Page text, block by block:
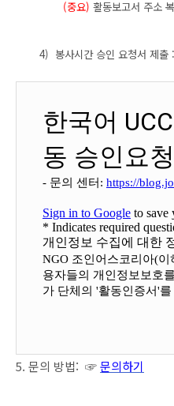
(중요) 활동보고서 주소
4) 봉사시간 승인 요청서 제출
5. 문의 방법: ☞문의하기